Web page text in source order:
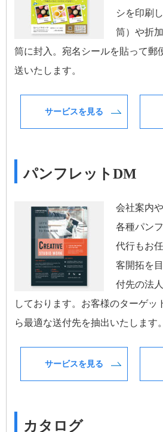
シを印刷
筒）や折
筒に封入。宛名シールを貼って郵
送いたします。
サービスを見る
パンフレットDM
会社案内
各種パン
代行もお
客開拓を
付先の法
しております。お客様のターゲッ
ら最適な送付先を抽出いたします。
サービスを見る
カタログ